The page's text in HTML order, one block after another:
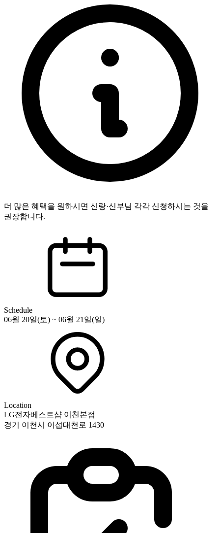
더 많은 혜택을 원하시면 신랑·신부님 각각 신청하시는 것을
권장합니다.
Schedule
06월 20일(토) ~ 06월 21일(일)
Location
LG전자베스트샵 이천본점
경기 이천시 이섭대천로 1430